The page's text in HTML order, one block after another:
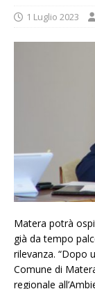
1 Luglio 2023
Matera potrà
già da tempo
rilevanza. “Dopo
Comune di
regionale